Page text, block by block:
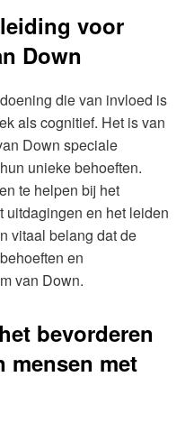
voor
Down
die van invloed is
als cognitief. Het is van
Down speciale
unieke behoeften.
te helpen bij het
uitdagingen en het leiden
vitaal belang dat de
en
van Down.
bevorderen
mensen met